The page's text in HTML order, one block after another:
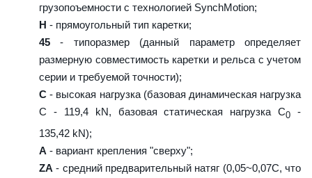
грузопоъемности с технологией SynchMotion;
H - прямоугольный тип каретки;
45 - типоразмер (данный параметр определяет
размерную совместимость каретки и рельса с учетом
серии и требуемой точности);
C - высокая нагрузка (базовая динамическая нагрузка
C - 119,4 kN, базовая статическая нагрузка С0
-
135,42 kN);
A - вариант крепления "сверху";
ZA - средний предварительный натяг (0,05~0,07C, что